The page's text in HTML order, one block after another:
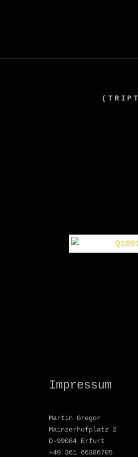
Impressum
Martin Gregor
Mainzerhofplatz 2
D-99084 Erfurt
+49 361 66386705